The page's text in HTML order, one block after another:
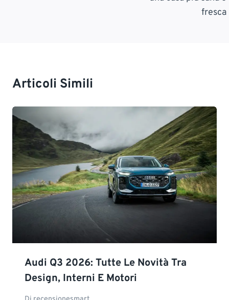
fresca
Articoli Simili
Audi Q3 2026: Tutte Le Novità Tra
Design, Interni E Motori